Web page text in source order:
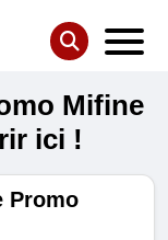
Mifine
ici !
Promo